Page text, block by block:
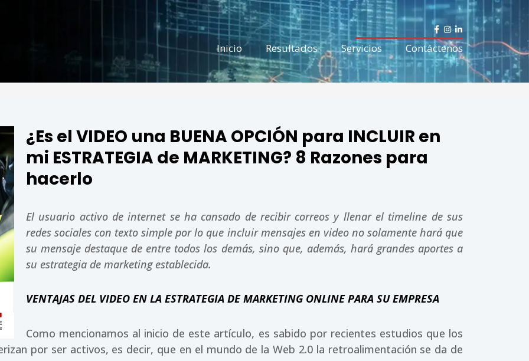
F
a
c
e
b
o
k
I
n
s
t
a
g
a
L
i
n
k
e
d
n
Inicio Resultados Servicios Contáctenos
¿Es el VIDEO una BUENA OPCIÓN para INCLUIR en
mi ESTRATEGIA de MARKETING? 8 Razones para
hacerlo
El usuario activo de internet se ha cansado de recibir correos y llenar el timeline de sus
redes sociales con texto simple por lo que incluir mensajes en video no solamente hará que
su mensaje destaque de entre todos los demás, sino que, además, hará grandes aportes a
su estrategia de marketing establecida.
VENTAJAS DEL VIDEO EN LA ESTRATEGIA DE MARKETING ONLINE PARA SU EMPRESA
Como mencionamos al inicio de este artículo, es sabido por recientes estudios que los
por ser activos, es decir, que en el mundo de la Web 2.0 la retroalimentación se da de